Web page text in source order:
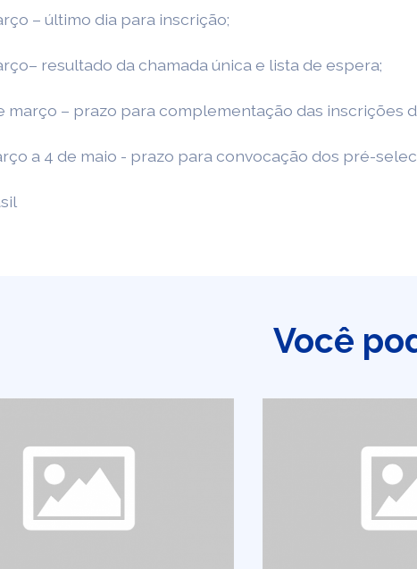
– último dia para inscrição;
resultado da chamada única e lista de espera;
março – prazo para complementação das
a 4 de maio - prazo para convocação dos pré-
Você